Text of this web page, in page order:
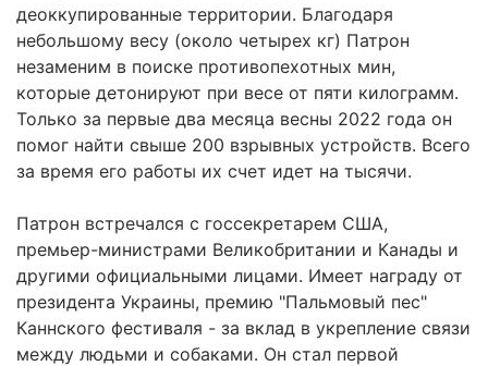
деоккупированные территории. Благодаря
небольшому весу (около четырех кг) Патрон
незаменим в поиске противопехотных мин,
которые детонируют при весе от пяти килограмм.
Только за первые два месяца весны 2022 года он
помог найти свыше 200 взрывных устройств. Всего
за время его работы их счет идет на тысячи.
Патрон встречался с госсекретарем США,
премьер-министрами Великобритании и Канады и
другими официальными лицами. Имеет награду от
президента Украины, премию "Пальмовый пес"
Каннского фестиваля - за вклад в укрепление связи
между людьми и собаками. Он стал первой